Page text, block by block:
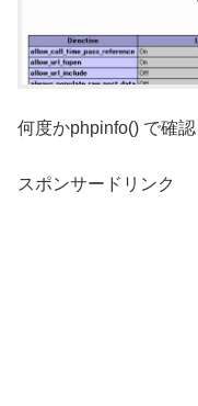
何度かphpinfo() で確
スポンサードリンク